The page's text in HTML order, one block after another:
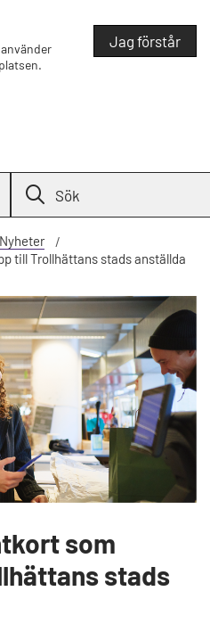
Jag förstår
Sök
Nyheter
till Trollhättans stads anställda
som
stads